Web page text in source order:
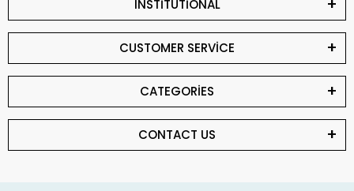
INSTİTUTİONAL
CUSTOMER SERVİCE
CATEGORİES
CONTACT US